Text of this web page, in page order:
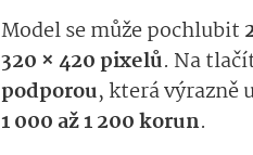
Model se může pochlubit
320 × 420 pixelů. Na
podporou, která výrazně
1 000 až 1 200 korun.